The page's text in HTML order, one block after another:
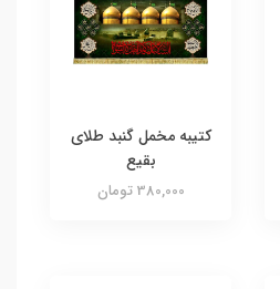
کتیبه مخمل گنبد طلای
بقیع
380,000 تومان